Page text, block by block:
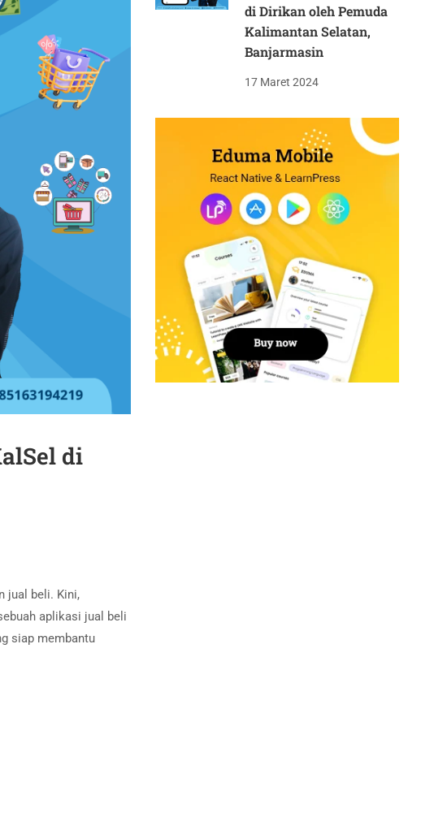
di
jual beli. Kini,
aplikasi jual beli
siap membantu
di Dirikan oleh Pemuda
Kalimantan Selatan,
Banjarmasin
17 Maret 2024